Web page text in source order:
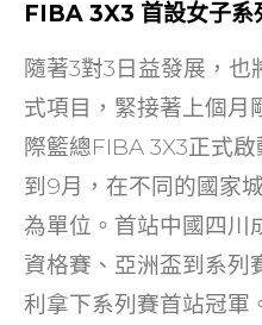
FIBA 3X3 首設女子系
隨著3對3日益發展，
式項目，緊接著上個月
際籃總FIBA 3X3正式
到9月，在不同的國家
為單位。首站中國四川
資格賽、亞洲盃到系列
利拿下系列賽首站冠軍